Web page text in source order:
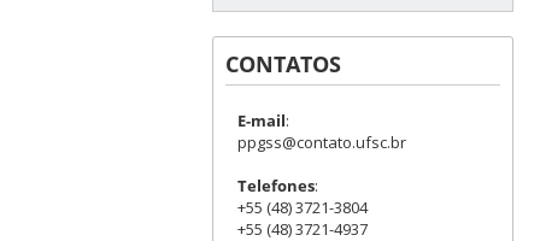
CONTATOS
E-mail:
ppgss@contato.ufsc.br
Telefones:
+55 (48) 3721-3804
+55 (48) 3721-4937